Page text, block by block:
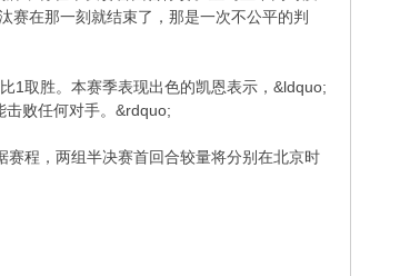
赛在那一刻就结束了，那是一次不公平的判
1取胜。本赛季表现出色的凯恩表示，&ldquo;
败任何对手。&rdquo;
程，两组半决赛首回合较量将分别在北京时